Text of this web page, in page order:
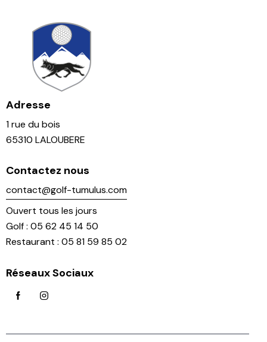
Adresse
1 rue du bois
65310 LALOUBERE
Contactez nous
contact@golf-tumulus.com
Ouvert tous les jours
Golf : 05 62 45 14 50
Restaurant : 05 81 59 85 02
Réseaux Sociaux